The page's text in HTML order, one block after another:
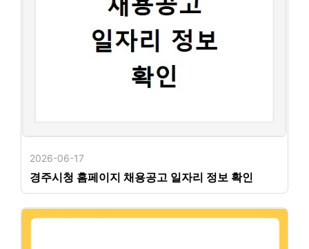
2026-06-17
경주시청 홈페이지 채용공고 일자리 정보 확인